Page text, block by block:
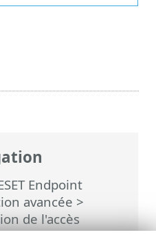
Endpoint
avancée >
de l'accès
les attaques